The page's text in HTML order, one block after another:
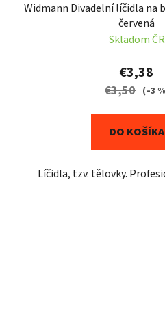
Widmann Divadelní líčidla na
červená
Skladom ČR
€3,38
€3,50 (–3
DO KOŠÍKA
Líčidla, tzv. tělovky.